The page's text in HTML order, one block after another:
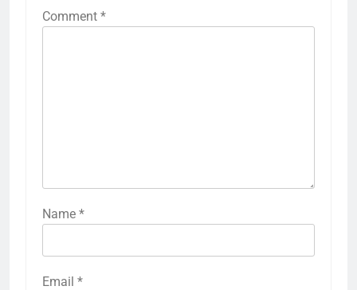
Comment *
Name *
Email *